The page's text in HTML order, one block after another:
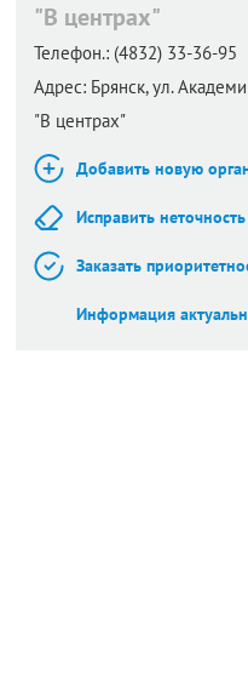
"В центрах"
Телефон.: (4832) 33-36-95
Адрес: Брянск,ул.
"В центрах"
Добавить новую
Исправить неточность
Заказать
Информация